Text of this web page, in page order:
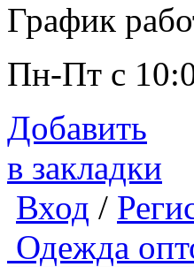
График
Пн-Пт с
Добавить
в закладки
Вход /
Одежда